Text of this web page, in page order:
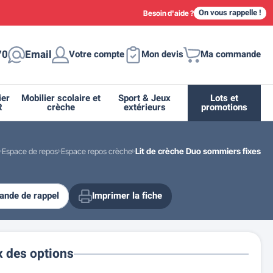
Besoin d'aide ? On vous rappelle !
Email Votre compte Mon devis Ma commande
Fleurissement urbain
Supports et abris vélo moto
Miroir de sécurité routière
Drapeau - Pavoisement
Espace sanitaire
Mobilier scolaire et
crèche
Casiers et meubles de rangement
Sport & Jeux
extérieurs
Lots et
promotions
Espace de repos Espace repos crèche Lit de crèche Duo sommiers fixes
des options
de rappel Imprimer la fiche